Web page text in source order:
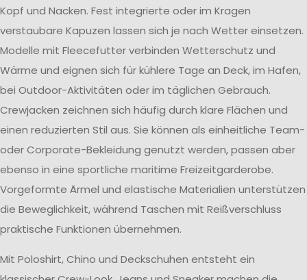
Kopf und Nacken. Fest integrierte oder im Kragen
verstaubare Kapuzen lassen sich je nach Wetter einsetzen.
Modelle mit Fleecefutter verbinden Wetterschutz und
Wärme und eignen sich für kühlere Tage an Deck, im Hafen,
bei Outdoor-Aktivitäten oder im täglichen Gebrauch.
Crewjacken zeichnen sich häufig durch klare Flächen und
einen reduzierten Stil aus. Sie können als einheitliche Team-
oder Corporate-Bekleidung genutzt werden, passen aber
ebenso in eine sportliche maritime Freizeitgarderobe.
Vorgeformte Ärmel und elastische Materialien unterstützen
die Beweglichkeit, während Taschen mit Reißverschluss
praktische Funktionen übernehmen.
Mit Poloshirt, Chino und Deckschuhen entsteht ein